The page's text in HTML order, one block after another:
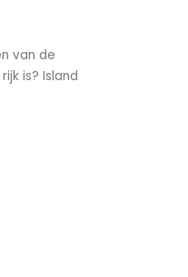
van de
is? Island